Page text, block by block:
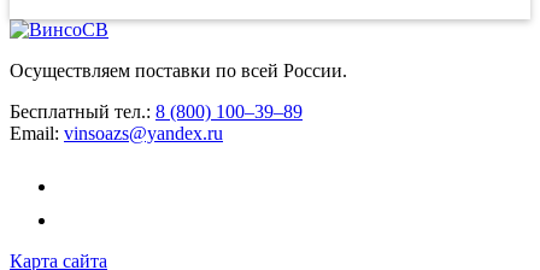
Осуществляем поставки по всей России.
Бесплатный тел.: 8 (800) 100–39–89
Email: vinsoazs@yandex.ru
Карта сайта